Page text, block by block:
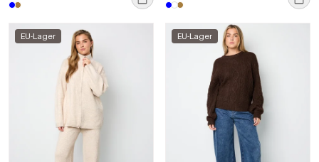
EU-Lager EU-Lager